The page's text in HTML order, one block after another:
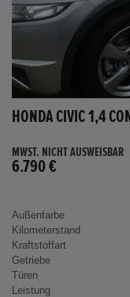
HONDA CIVIC 1,4
MWST. NICHT AUSWEISBAR
6.790 €
Außenfarbe
Kilometerstand
Kraftstoffart
Getriebe
Türen
Leistung